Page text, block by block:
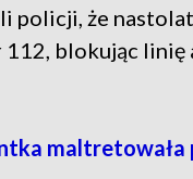
policji, że
blokując linię
maltretowała